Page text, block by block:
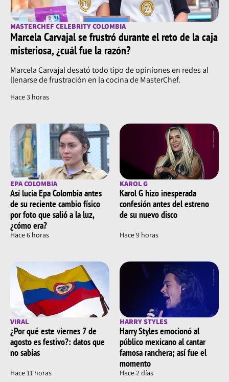
MASTERCHEF CELEBRITY COLOMBIA
Marcela Carvajal se frustró durante el reto de la caja
misteriosa, ¿cuál fue la razón?
Marcela Carvajal desató todo tipo de opiniones en redes al
llenarse de frustración en la cocina de MasterChef.
Hace 3 horas
EPA COLOMBIA
Así lucía Epa Colombia antes
de su reciente cambio físico
por foto que salió a la luz,
¿cómo era?
Hace 6 horas
KAROL G
Karol G hizo inesperada
confesión antes del estreno
de su nuevo disco
Hace 9 horas
VIRAL
¿Por qué este viernes 7 de
agosto es festivo?: datos que
no sabías
Hace 11 horas
HARRY STYLES
Harry Styles emocionó al
público mexicano al cantar
famosa ranchera; así fue el
momento
Hace 2 días